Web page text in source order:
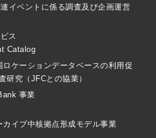
イベントに係る調査及び企画運営
ス
Catalog
ロケーションデータベースの利用促
研究（JFCとの協業）
事業
カイブ中核拠点形成モデル事業